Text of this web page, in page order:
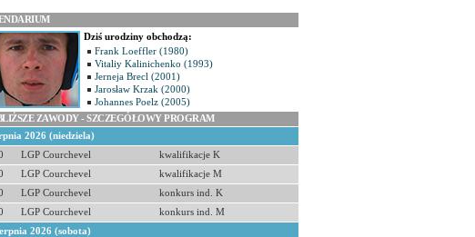
Dziś urodziny obchodzą:
Frank Loeffler (1980)
Vitaliy Kalinichenko (1993)
Jerneja Brecl (2001)
Jarosław Krzak (2000)
Johannes Poelz (2005)
ZAWODY - SZCZEGÓŁOWY PROGRAM
2026 (niedziela)
LGP Courchevel
kwalifikacje K
LGP Courchevel
kwalifikacje M
LGP Courchevel
konkurs ind. K
LGP Courchevel
konkurs ind. M
2026 (sobota)